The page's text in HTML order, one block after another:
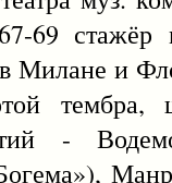
69 стажёр
Милане и
тембра,
-